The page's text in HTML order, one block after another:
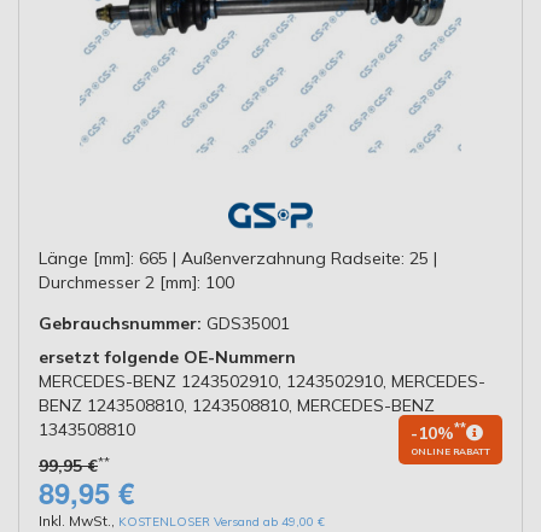
Länge [mm]: 665 | Außenverzahnung Radseite: 25 |
Durchmesser 2 [mm]: 100
Gebrauchsnummer: GDS35001
ersetzt folgende OE-Nummern
MERCEDES-BENZ 1243502910, 1243502910, MERCEDES-
BENZ 1243508810, 1243508810, MERCEDES-BENZ
1343508810
99,95 €**
-10%**
ONLINE RABATT
89,95 €
Inkl. MwSt., KOSTENLOSER Versand ab 49,00 €